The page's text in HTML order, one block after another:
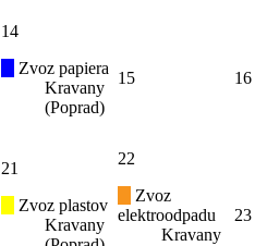
14
Zvoz papiera
Kravany
(Poprad)
15 16
21
Zvoz plastov
Kravany
22
Zvoz
elektroodpadu
Kravany
23